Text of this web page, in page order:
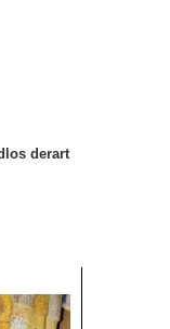
derart